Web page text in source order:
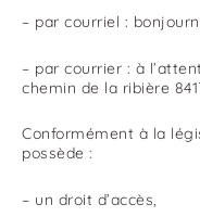
– par courriel :
– par courrier : à
chemin de la ribière
Conformément à la
possède :
– un droit d’accès,